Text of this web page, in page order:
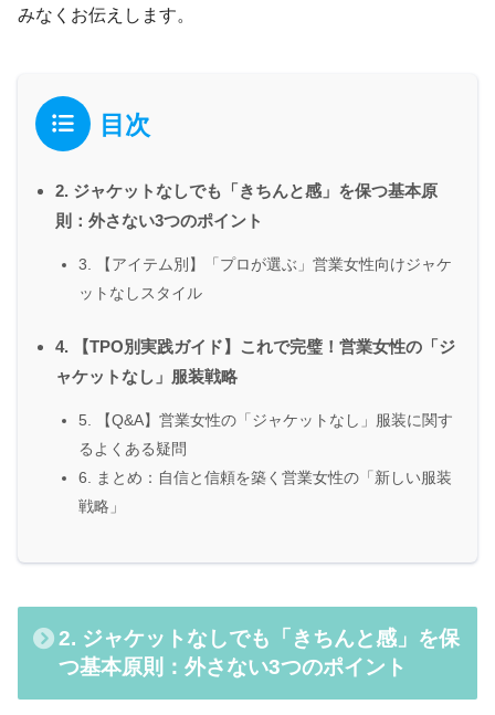
みなくお伝えします。
目次
2. ジャケットなしでも「きちんと感」を保つ基本原
則：外さない3つのポイント
3. 【アイテム別】「プロが選ぶ」営業女性向けジャケ
ットなしスタイル
4. 【TPO別実践ガイド】これで完璧！営業女性の「ジ
ャケットなし」服装戦略
5. 【Q&A】営業女性の「ジャケットなし」服装に関す
るよくある疑問
6. まとめ：自信と信頼を築く営業女性の「新しい服装
戦略」
2. ジャケットなしでも「きちんと感」を保
つ基本原則：外さない3つのポイント